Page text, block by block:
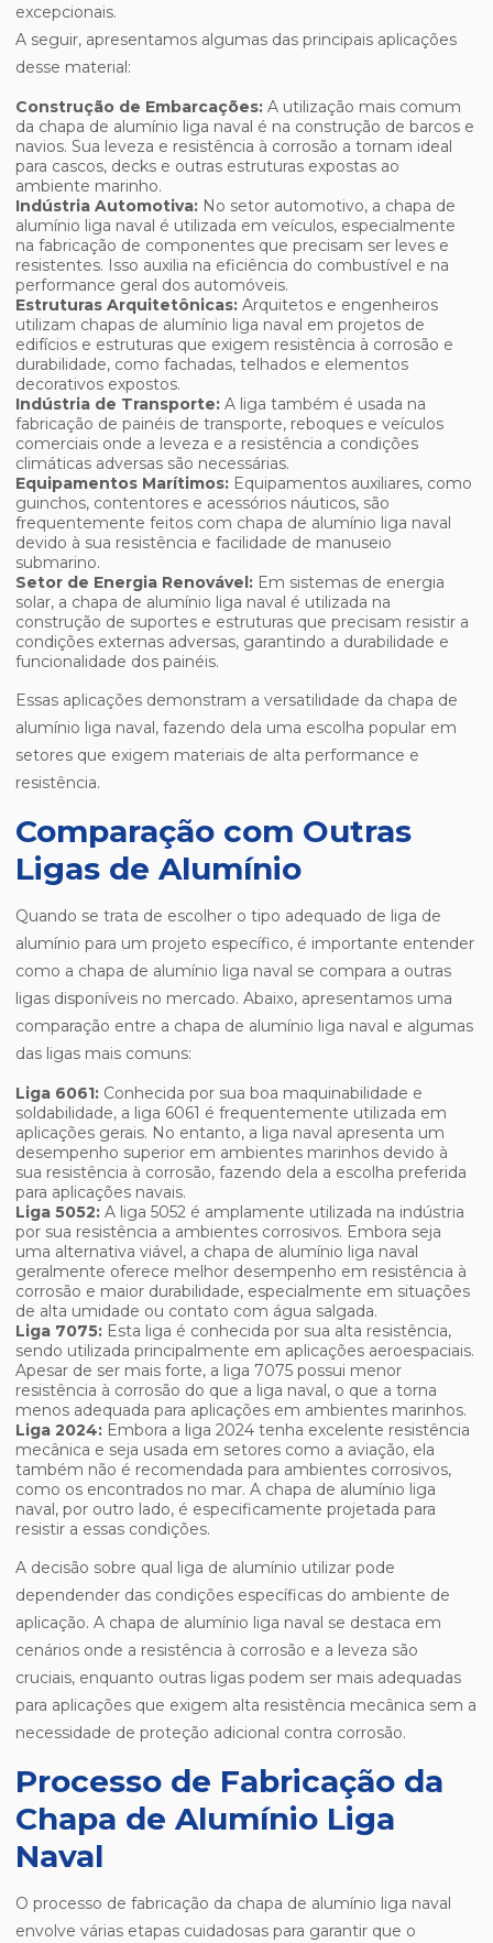
excepcionais.
A seguir, apresentamos algumas das principais aplicações
desse material:
Construção de Embarcações: A utilização mais comum
da chapa de alumínio liga naval é na construção de barcos e
navios. Sua leveza e resistência à corrosão a tornam ideal
para cascos, decks e outras estruturas expostas ao
ambiente marinho.
Indústria Automotiva: No setor automotivo, a chapa de
alumínio liga naval é utilizada em veículos, especialmente
na fabricação de componentes que precisam ser leves e
resistentes. Isso auxilia na eficiência do combustível e na
performance geral dos automóveis.
Estruturas Arquitetônicas: Arquitetos e engenheiros
utilizam chapas de alumínio liga naval em projetos de
edifícios e estruturas que exigem resistência à corrosão e
durabilidade, como fachadas, telhados e elementos
decorativos expostos.
Indústria de Transporte: A liga também é usada na
fabricação de painéis de transporte, reboques e veículos
comerciais onde a leveza e a resistência a condições
climáticas adversas são necessárias.
Equipamentos Marítimos: Equipamentos auxiliares, como
guinchos, contentores e acessórios náuticos, são
frequentemente feitos com chapa de alumínio liga naval
devido à sua resistência e facilidade de manuseio
submarino.
Setor de Energia Renovável: Em sistemas de energia
solar, a chapa de alumínio liga naval é utilizada na
construção de suportes e estruturas que precisam resistir a
condições externas adversas, garantindo a durabilidade e
funcionalidade dos painéis.
Essas aplicações demonstram a versatilidade da chapa de
alumínio liga naval, fazendo dela uma escolha popular em
setores que exigem materiais de alta performance e
resistência.
Comparação com Outras
Ligas de Alumínio
Quando se trata de escolher o tipo adequado de liga de
alumínio para um projeto específico, é importante entender
como a chapa de alumínio liga naval se compara a outras
ligas disponíveis no mercado. Abaixo, apresentamos uma
comparação entre a chapa de alumínio liga naval e algumas
das ligas mais comuns:
Liga 6061: Conhecida por sua boa maquinabilidade e
soldabilidade, a liga 6061 é frequentemente utilizada em
aplicações gerais. No entanto, a liga naval apresenta um
desempenho superior em ambientes marinhos devido à
sua resistência à corrosão, fazendo dela a escolha preferida
para aplicações navais.
Liga 5052: A liga 5052 é amplamente utilizada na indústria
por sua resistência a ambientes corrosivos. Embora seja
uma alternativa viável, a chapa de alumínio liga naval
geralmente oferece melhor desempenho em resistência à
corrosão e maior durabilidade, especialmente em situações
de alta umidade ou contato com água salgada.
Liga 7075: Esta liga é conhecida por sua alta resistência,
sendo utilizada principalmente em aplicações aeroespaciais.
Apesar de ser mais forte, a liga 7075 possui menor
resistência à corrosão do que a liga naval, o que a torna
menos adequada para aplicações em ambientes marinhos.
Liga 2024: Embora a liga 2024 tenha excelente resistência
mecânica e seja usada em setores como a aviação, ela
também não é recomendada para ambientes corrosivos,
como os encontrados no mar. A chapa de alumínio liga
naval, por outro lado, é especificamente projetada para
resistir a essas condições.
A decisão sobre qual liga de alumínio utilizar pode
dependender das condições específicas do ambiente de
aplicação. A chapa de alumínio liga naval se destaca em
cenários onde a resistência à corrosão e a leveza são
cruciais, enquanto outras ligas podem ser mais adequadas
para aplicações que exigem alta resistência mecânica sem a
necessidade de proteção adicional contra corrosão.
Processo de Fabricação da
Chapa de Alumínio Liga
Naval
O processo de fabricação da chapa de alumínio liga naval
envolve várias etapas cuidadosas para garantir que o